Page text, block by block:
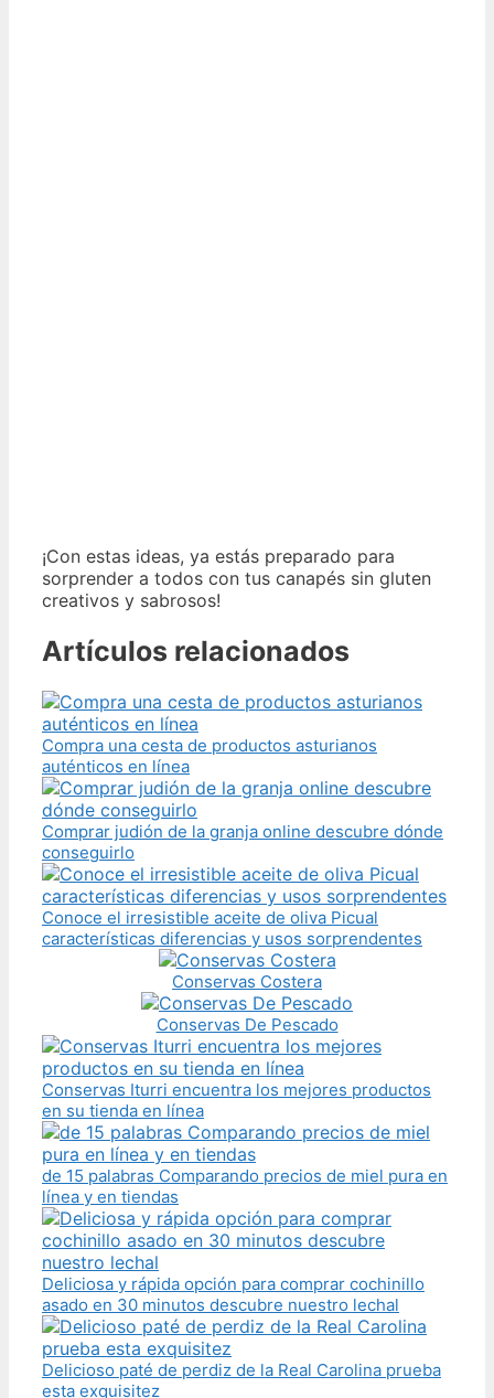
¡Con estas ideas, ya estás preparado para
sorprender a todos con tus canapés sin gluten
creativos y sabrosos!
Artículos relacionados
Compra una cesta de productos asturianos
auténticos en línea
Comprar judión de la granja online descubre dónde
conseguirlo
Conoce el irresistible aceite de oliva Picual
características diferencias y usos sorprendentes
Conservas Costera
Conservas De Pescado
Conservas Iturri encuentra los mejores productos
en su tienda en línea
de 15 palabras Comparando precios de miel pura en
línea y en tiendas
Deliciosa y rápida opción para comprar cochinillo
asado en 30 minutos descubre nuestro lechal
Delicioso paté de perdiz de la Real Carolina prueba
esta exquisitez